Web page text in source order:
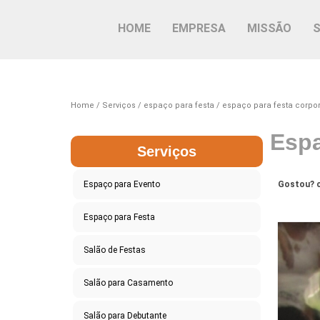
HOME EMPRESA MISSÃO
Home Serviços espaço para festa espaço para festa
Serviços
Espaço para Evento
Espaço para Festa
Salão de Festas
Salão para Casamento
Salão para Debutante
Gostou?